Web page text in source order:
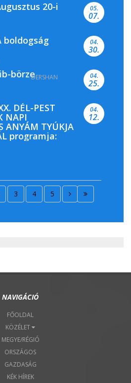
20-i 05.
07.
boldogság 04.
30.
börze 04.
25.
DÉL-PEST
NAPI
ANYÁM TYÚKJA
programja:
04.
12.
3 4 5
NAVIGÁCIÓ
FŐOLDAL
KÖZÉLET
MEGYE/RÉGIÓ
ORSZÁGOS
GAZDASÁG
KÉK HÍREK
DERSHAN